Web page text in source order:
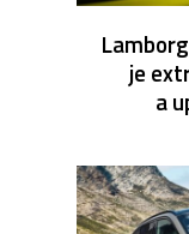
je
a